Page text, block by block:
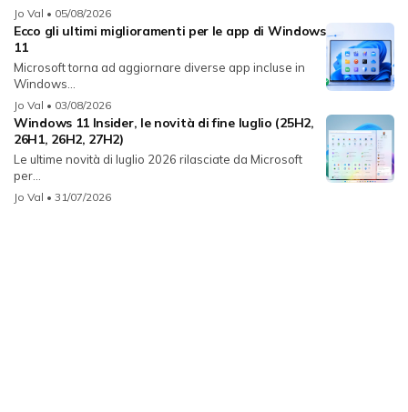
Jo Val • 05/08/2026
Ecco gli ultimi miglioramenti per le app di Windows
11
Microsoft torna ad aggiornare diverse app incluse in
Windows...
Jo Val • 03/08/2026
Windows 11 Insider, le novità di fine luglio (25H2,
26H1, 26H2, 27H2)
Le ultime novità di luglio 2026 rilasciate da Microsoft
per...
Jo Val • 31/07/2026